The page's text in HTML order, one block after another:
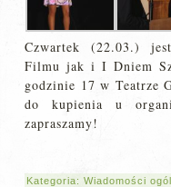
Czwartek (22.03.)
Filmu jak i I Dniem
godzinie 17 w Teatrze
do kupienia u
zapraszamy!
Kategoria:Wiadomości